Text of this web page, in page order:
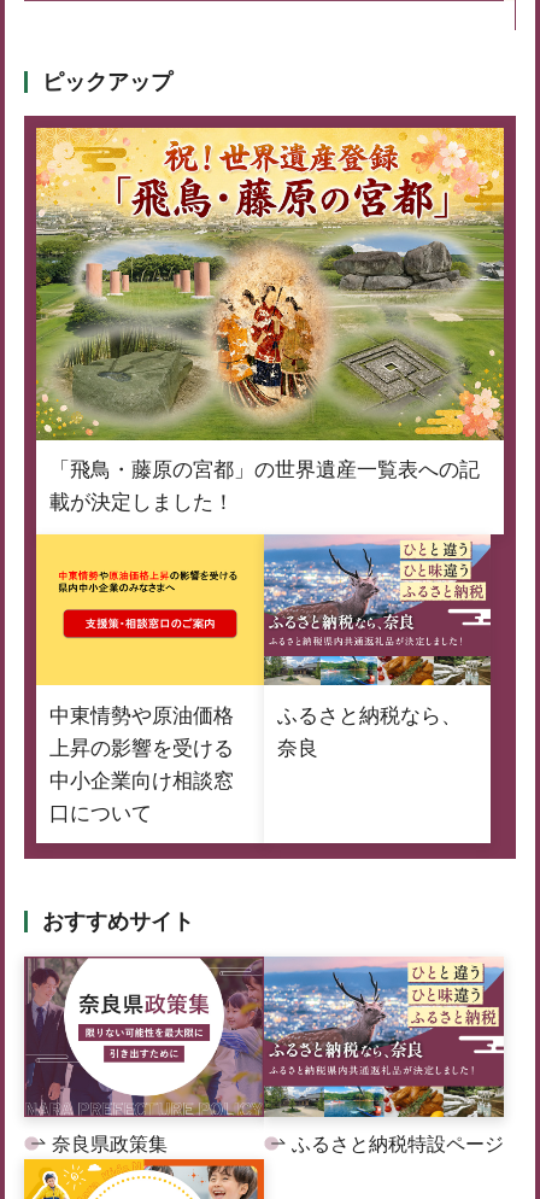
ピックアップ
「飛鳥・藤原の宮都」の世界遺産一覧表への記
載が決定しました！
中東情勢や原油価格
上昇の影響を受ける
中小企業向け相談窓
口について
ふるさと納税なら、
奈良
おすすめサイト
奈良県政策集 ふるさと納税特設ページ